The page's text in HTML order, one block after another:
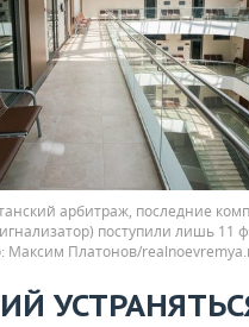
арбитраж, последние
поступили лишь 11
Максим Платонов/